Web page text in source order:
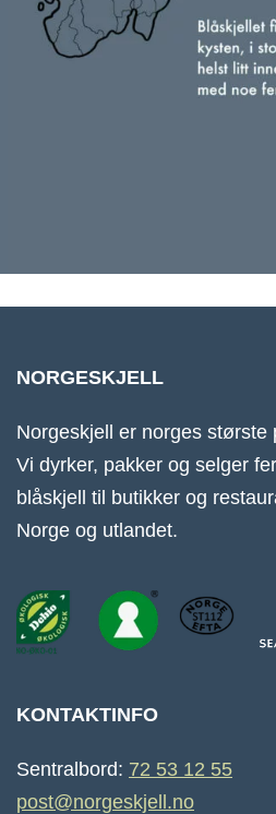
NORGESKJELL
Norgeskjell er norges største
Vi dyrker, pakker og selger
blåskjell til butikker og
Norge og utlandet.
KONTAKTINFO
Sentralbord: 72 53 12 55
post@norgeskjell.no